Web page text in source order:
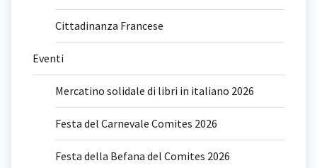
Cittadinanza Francese
Eventi
Mercatino solidale di libri in italiano 2026
Festa del Carnevale Comites 2026
Festa della Befana del Comites 2026